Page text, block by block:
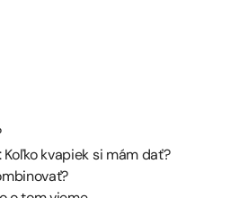
kvapiek si mám dať?